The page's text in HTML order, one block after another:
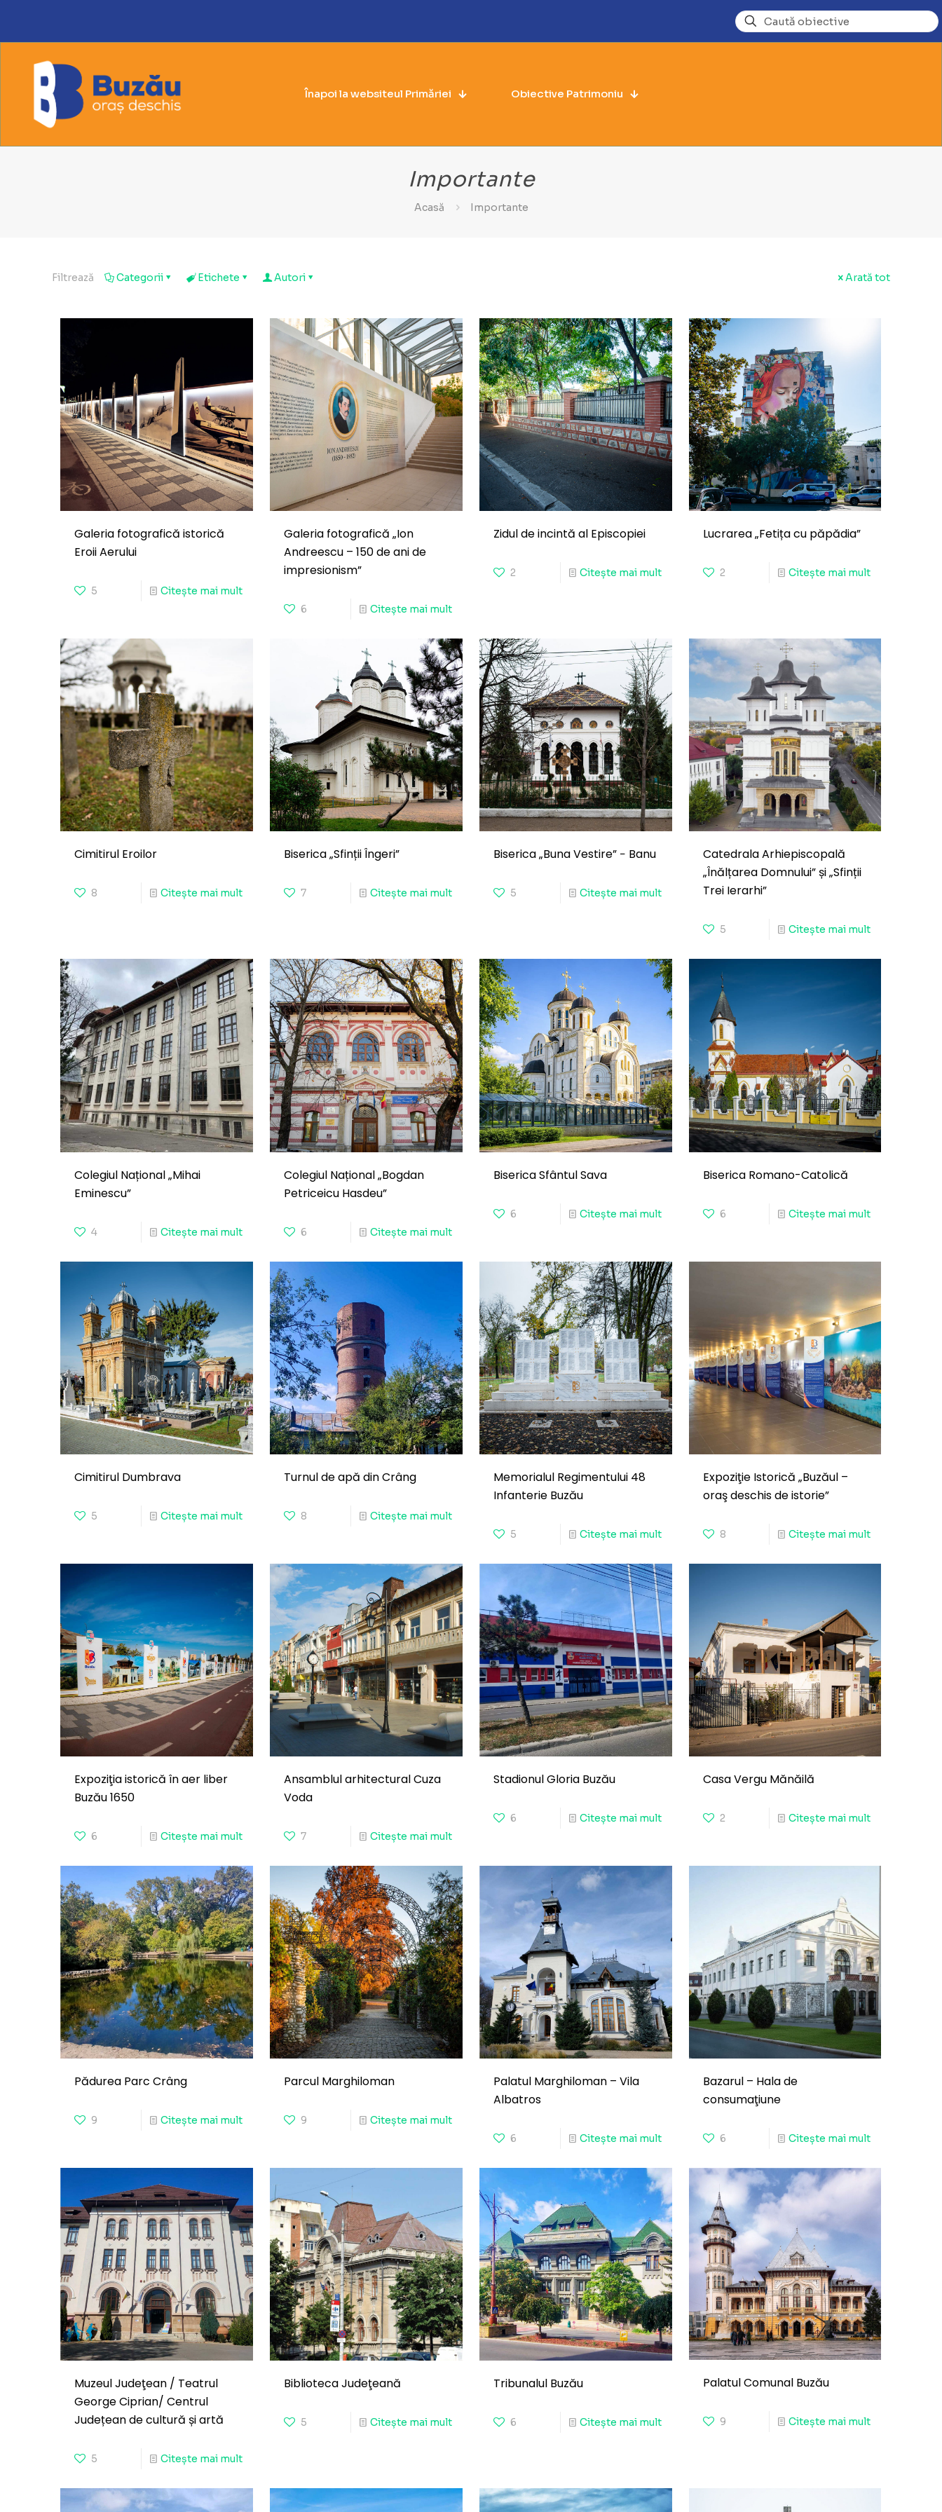
Înapoi la websiteul Primăriei Obiective Patrimoniu
Importante
Acasă Importante
Filtrează Categorii Etichete Autori Arată tot
Galeria fotografică istorică
Eroii Aerului
5 Citește mai mult
Galeria fotografică „Ion
Andreescu – 150 de ani de
impresionism”
6 Citește mai mult
Zidul de incintă al Episcopiei
2 Citește mai mult
Lucrarea „Fetița cu păpădia”
2 Citește mai mult
Cimitirul Eroilor
8 Citește mai mult
Biserica „Sfinții Îngeri”
7 Citește mai mult
Biserica „Buna Vestire” − Banu
5 Citește mai mult
Catedrala Arhiepiscopală
„Înălțarea Domnului” și „Sfinții
Trei Ierarhi”
5 Citește mai mult
Colegiul Național „Mihai
Eminescu”
4 Citește mai mult
Colegiul Național „Bogdan
Petriceicu Hasdeu”
6 Citește mai mult
Biserica Sfântul Sava
6 Citește mai mult
Biserica Romano-Catolică
6 Citește mai mult
Cimitirul Dumbrava
5 Citește mai mult
Turnul de apă din Crâng
8 Citește mai mult
Memorialul Regimentului 48
Infanterie Buzău
5 Citește mai mult
Expoziţie Istorică „Buzăul –
oraş deschis de istorie”
8 Citește mai mult
Expoziţia istorică în aer liber
Buzău 1650
6 Citește mai mult
Ansamblul arhitectural Cuza
Voda
7 Citește mai mult
Stadionul Gloria Buzău
6 Citește mai mult
Casa Vergu Mănăilă
2 Citește mai mult
Pădurea Parc Crâng
9 Citește mai mult
Parcul Marghiloman
9 Citește mai mult
Palatul Marghiloman – Vila
Albatros
6 Citește mai mult
Bazarul – Hala de
consumaţiune
6 Citește mai mult
Muzeul Judeţean / Teatrul
George Ciprian/ Centrul
Județean de cultură și artă
5 Citește mai mult
Biblioteca Judeţeană
5 Citește mai mult
Tribunalul Buzău
6 Citește mai mult
Palatul Comunal Buzău
9 Citește mai mult